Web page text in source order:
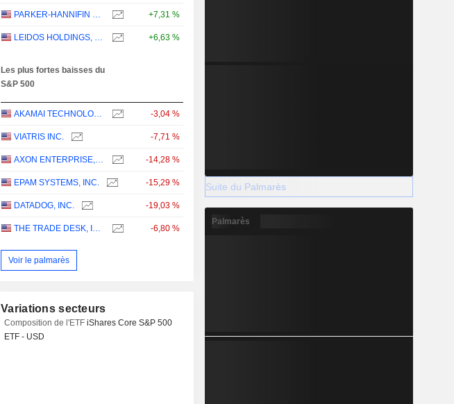
PARKER-HANNIFIN CORPORATION +7,31 %
LEIDOS HOLDINGS, INC. +6,63 %
Les plus fortes baisses du
S&P 500
AKAMAI TECHNOLOGIES, INC. -3,04 %
VIATRIS INC. -7,71 %
AXON ENTERPRISE, INC. -14,28 %
EPAM SYSTEMS, INC. -15,29 %
DATADOG, INC. -19,03 %
THE TRADE DESK, INC. -6,80 %
Voir le palmarès
Variations secteurs
Composition de l'ETFiShares Core S&P 500
ETF - USD
Suite du Palmarès
Palmarès